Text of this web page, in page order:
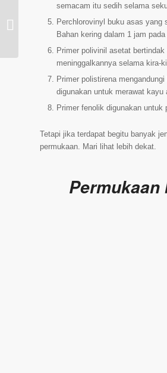
semacam itu sedih selama
Perchlorovinyl buku asas yang
Bahan kering dalam 1 jam
Primer polivinil asetat
meninggalkannya selama kira-
Primer polistirena
digunakan untuk merawat kayu
Primer fenolik digunakan untuk
Tetapi jika terdapat begitu banyak
permukaan. Mari lihat lebih dekat.
mengeluarkan cat dari